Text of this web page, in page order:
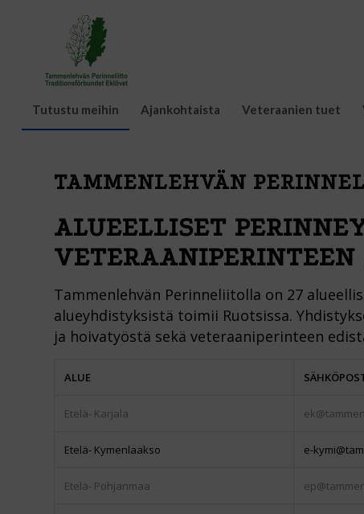
Tutustu meihin Ajankohtaista Veteraanien tuet
TAMMENLEHVÄN
ALUEELLISET
Tammenlehvän Perinneliitolla on 27
alueyhdistyksistä toimii Ruotsissa.
ja hoivatyöstä sekä veteraaniperinteen
ALUE
Etelä- Karjala
Etelä- Kymenlaakso e-
Etelä- Pohjanmaa